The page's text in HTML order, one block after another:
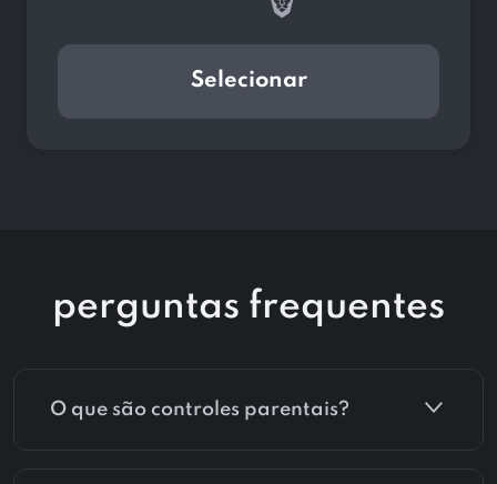
Selecionar
perguntas frequentes
O que são controles parentais?